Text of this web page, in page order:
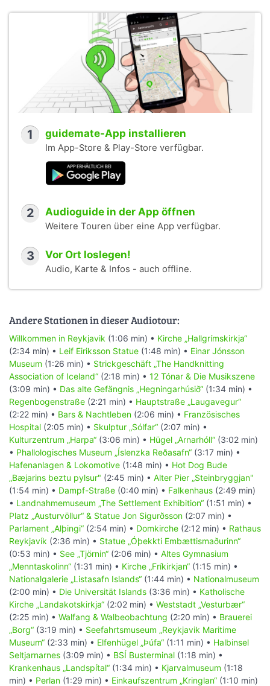
1 guidemate-App installieren
Im App-Store & Play-Store verfügbar.
2 Audioguide in der App öffnen
Weitere Touren über eine App verfügbar.
3 Vor Ort loslegen!
Audio, Karte & Infos - auch offline.
Andere Stationen in dieser Audiotour:
Willkommen in Reykjavik (1:06 min) • Kirche „Hallgrímskirkja“
(2:34 min) • Leif Eiriksson Statue (1:48 min) • Einar Jónsson
Museum (1:26 min) • Strickgeschäft „The Handknitting
Association of Iceland“ (2:18 min) • 12 Tónar & Die Musikszene
(3:09 min) • Das alte Gefängnis „Hegningarhúsið“ (1:34 min) •
Regenbogenstraße (2:21 min) • Hauptstraße „Laugavegur“
(2:22 min) • Bars & Nachtleben (2:06 min) • Französisches
Hospital (2:05 min) • Skulptur „Sólfar“ (2:07 min) •
Kulturzentrum „Harpa“ (3:06 min) • Hügel „Arnarhóll“ (3:02 min)
• Phallologisches Museum „Íslenzka Reðasafn“ (3:17 min) •
Hafenanlagen & Lokomotive (1:48 min) • Hot Dog Bude
„Bæjarins beztu pylsur" (2:45 min) • Alter Pier „Steinbryggjan"
(1:54 min) • Dampf-Straße (0:40 min) • Falkenhaus (2:49 min)
• Landnahmemuseum „The Settlement Exhibition“ (1:51 min) •
Platz „Austurvöllur“ & Statue Jon Sigurðsson (2:07 min) •
Parlament „Alþingi“ (2:54 min) • Domkirche (2:12 min) • Rathaus
Reykjavík (2:36 min) • Statue „Óþekkti Embættismaðurinn“
(0:53 min) • See „Tjörnin“ (2:06 min) • Altes Gymnasium
„Menntaskolinn“ (1:31 min) • Kirche „Fríkirkjan“ (1:15 min) •
Nationalgalerie „Listasafn Islands“ (1:44 min) • Nationalmuseum
(2:00 min) • Die Universität Islands (3:36 min) • Katholische
Kirche „Landakotskirkja“ (2:02 min) • Weststadt „Vesturbær“
(2:25 min) • Walfang & Walbeobachtung (2:20 min) • Brauerei
„Borg“ (3:19 min) • Seefahrtsmuseum „Reykjavik Maritime
Museum“ (2:33 min) • Elfenhügel „Þúfa“ (1:11 min) • Halbinsel
Seltjarnarnes (3:09 min) • BSÍ Busterminal (1:18 min) •
Krankenhaus „Landspítal“ (1:34 min) • Kjarvalmuseum (1:18
min) • Perlan (1:29 min) • Einkaufszentrum „Kringlan“ (1:10 min)